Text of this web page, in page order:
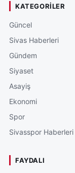
KATEGORILER
Güncel
Sivas Haberleri
Gündem
Siyaset
Asayiş
Ekonomi
Spor
Sivasspor Haberleri
FAYDALI